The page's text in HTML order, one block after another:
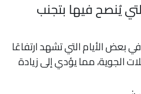
يُنصح فيها بتجنب
الأيام التي تشهد ارتفاعًا
مما يؤدي إلى زيادة